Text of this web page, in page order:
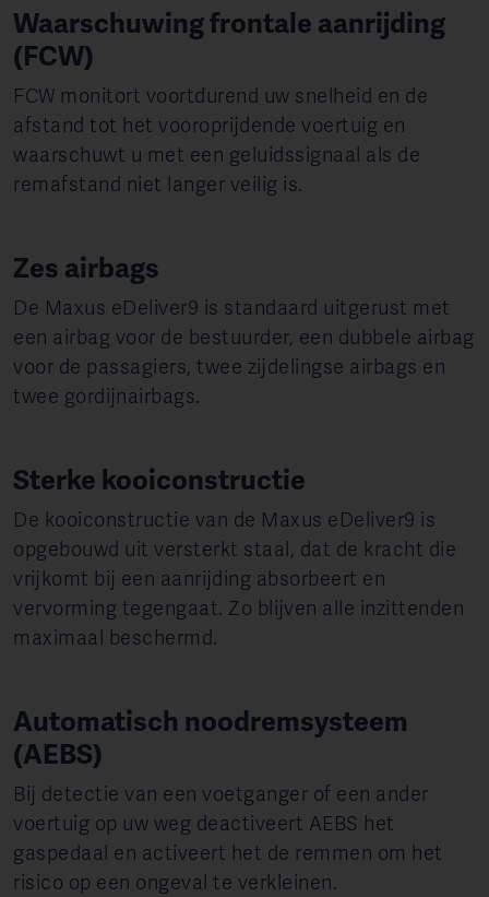
Waarschuwing frontale aanrijding
(FCW)
FCW monitort voortdurend uw snelheid en de
afstand tot het vooroprijdende voertuig en
waarschuwt u met een geluidssignaal als de
remafstand niet langer veilig is.
Zes airbags
De Maxus eDeliver9 is standaard uitgerust met
een airbag voor de bestuurder, een dubbele airbag
voor de passagiers, twee zijdelingse airbags en
twee gordijnairbags.
Sterke kooiconstructie
De kooiconstructie van de Maxus eDeliver9 is
opgebouwd uit versterkt staal, dat de kracht die
vrijkomt bij een aanrijding absorbeert en
vervorming tegengaat. Zo blijven alle inzittenden
maximaal beschermd.
Automatisch noodrem­systeem
(AEBS)
Bij detectie van een voetganger of een ander
voertuig op uw weg deactiveert AEBS het
gaspedaal en activeert het de remmen om het
risico op een ongeval te verkleinen.